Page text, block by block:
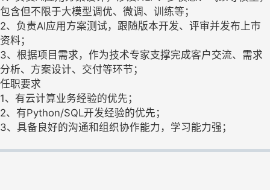
包含但不限于大模型调优、微调、训练等；
2、负责AI应用方案测试，跟随版本开发、评审并发布上市
资料；
3、根据项目需求，作为技术专家支撑完成客户交流、需求
分析、方案设计、交付等环节；
任职要求
1、有云计算业务经验的优先；
2、有Python/SQL开发经验的优先；
3、具备良好的沟通和组织协作能力，学习能力强；